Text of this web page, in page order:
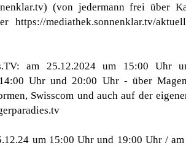
(von jedermann frei über
https://mediathek.sonnenklar.tv/
am 25.12.2024 um 15:00
Uhr und 20:00 Uhr - über
Swisscom und auch auf der
um 15:00 Uhr und 19:00 Uhr /